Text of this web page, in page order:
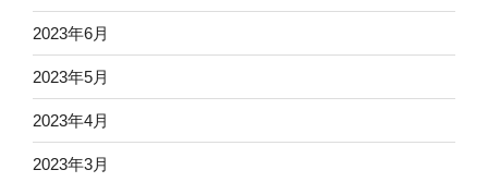
2023年6月
2023年5月
2023年4月
2023年3月